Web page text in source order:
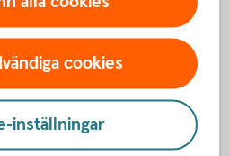
cookies
inställningar